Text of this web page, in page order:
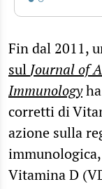
Fin dal 2011,
sul Journal of
Immunology
corretti di
azione sulla
Vitamina D